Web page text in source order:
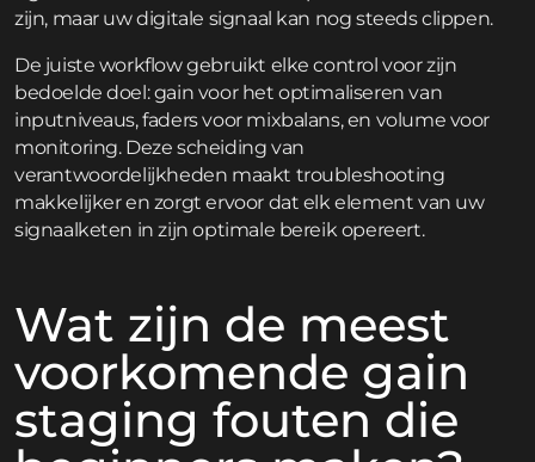
zijn, maar uw digitale signaal kan nog steeds clippen.
De juiste workflow gebruikt elke control voor zijn
bedoelde doel: gain voor het optimaliseren van
inputniveaus, faders voor mixbalans, en volume voor
monitoring. Deze scheiding van
verantwoordelijkheden maakt troubleshooting
makkelijker en zorgt ervoor dat elk element van uw
signaalketen in zijn optimale bereik opereert.
Wat zijn de meest
voorkomende gain
staging fouten die